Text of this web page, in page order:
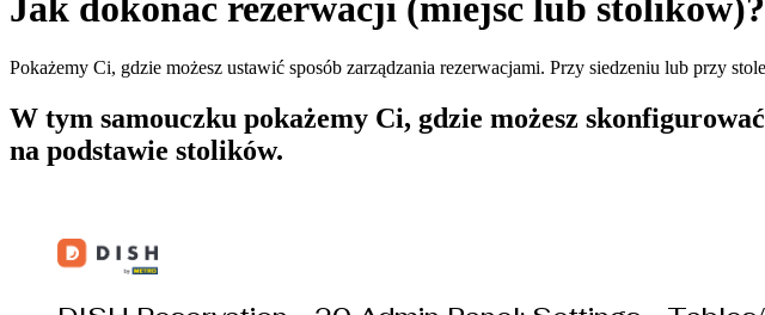
Jak dokonać rezerwacji (miejsc lub stolików)?
Pokażemy Ci, gdzie możesz ustawić sposób zarządzania rezerwacjami. Przy siedzeniu lub przy
W tym samouczku pokażemy Ci, gdzie możesz
na podstawie stolików.